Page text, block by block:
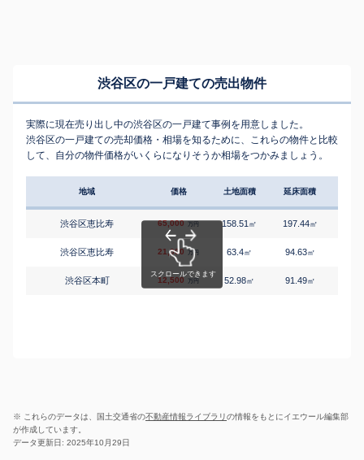
渋谷区の一戸建ての売出物件
実際に現在売り出し中の渋谷区の一戸建て事例を用意しました。
渋谷区の一戸建ての売却価格・相場を知るために、これらの物件と比較
して、自分の物件価格がいくらになりそうか相場をつかみましょう。
地域 価格 土地面積 延床面積
渋谷区恵比寿 65,000 万円 158.51 ㎡ 197.44㎡
渋谷区恵比寿 21,000 万円 63.4㎡ 94.63㎡
渋谷区本町 12,500 万円 52.98㎡ 91.49㎡
※ これらのデータは、国土交通省の不動産情報ライブラリの情報をもとにイエウール編集部
が作成しています。
データ更新日: 2025年10月29日